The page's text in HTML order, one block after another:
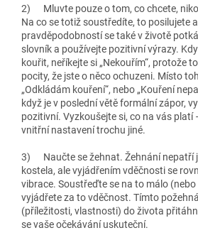
2) Mluvte pouze o tom, co chcete,
Na co se totiž soustředíte, to posilujete
pravděpodobností se také v životě
slovník a používejte pozitivní výrazy.
kouřit, neříkejte si „Nekouřím“, protože
pocity, že jste o něco ochuzeni. Místo
„Odkládám kouření“, nebo „Kouření
když je v poslední větě formální zápor,
pozitivní. Vyzkoušejte si, co na vás platí
vnitřní nastavení trochu jiné.
3) Naučte se žehnat. Žehnání nepatří
kostela, ale vyjádřením vděčnosti se
vibrace. Soustřeďte se na to málo (nebo
vyjádřete za to vděčnost. Tímto
(příležitosti, vlastnosti) do života
se vaše očekávání uskuteční.